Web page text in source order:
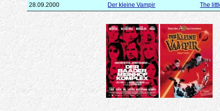
28.09.2000
Der kleine Vampir The